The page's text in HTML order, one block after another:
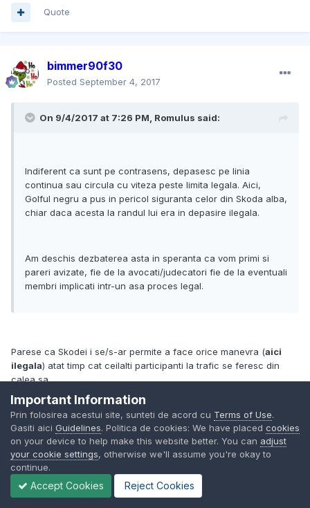
Quote
bimmer90f30
Posted September 4, 2017
On 9/4/2017 at 7:26 PM, Romulus said:
Indiferent ca sunt pe contrasens, depasesc pe linia
continua sau circula cu viteza peste limita legala. Aici,
Golful negru a pus in pericol siguranta celor din Skoda alba,
chiar daca acesta la randul lui era in depasire ilegala.
Am deschis dezbaterea asta in speranta ca vom primi si
pareri avizate, fie de la avocati/judecatori fie de la eventuali
membri implicati intr-un asa proces legal.
Parese ca Skodei i se/s-ar permite a face orice manevra (aici
ilegala) atat timp cat ceilalti participanti la trafic se feresc din
calea sa.
..De ce nu ar fi catalogat drept iresponsabil si ca atare imputabil
gestul de a depasi pe linie continua?
Sa speram ca vor veni si avocati/judecatori echilibrati sa
analizeze situatia echitabil!
Important Information
Prin folosirea acestui site, sunteti de acord cu Terms of Use.
Gasiti aici Guidelines. Politica de cookies: We have placed cookies
on your device to help make this website better. You can adjust
your cookie settings, otherwise we'll assume you're okay to
continue.
Accept Cookies Reject Cookies